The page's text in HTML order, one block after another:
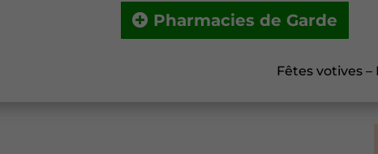
Pharmacies de Garde
Fêtes votives –